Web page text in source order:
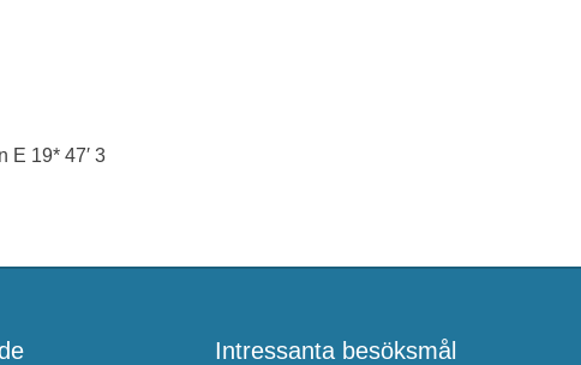
E 19* 47′ 3
Intressanta besöksmål